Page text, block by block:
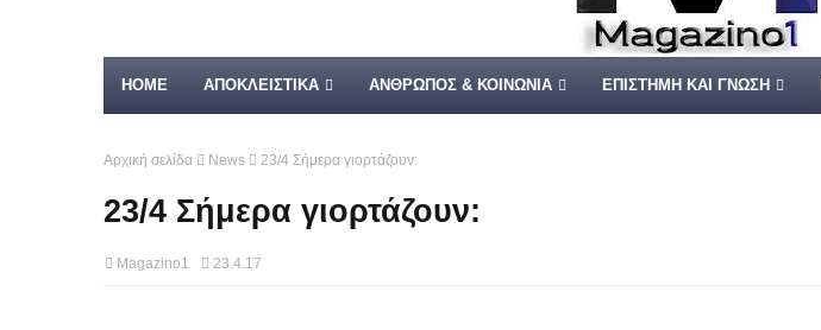
HOME ΑΠΟΚΛΕΙΣΤΙΚΑ ΑΝΘΡΩΠΟΣ & ΚΟΙΝΩΝΙΑ ΕΠΙΣΤΗΜΗ ΚΑΙ ΓΝΩΣΗ
Αρχική σελίδα News 23/4 Σήμερα γιορτάζουν:
23/4 Σήμερα γιορτάζουν:
Magazino1 23.4.17